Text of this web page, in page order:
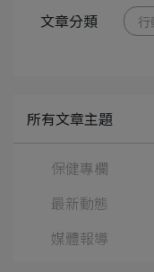
文章分類 行
所有文章主題
保健專欄
最新動態
媒體報導